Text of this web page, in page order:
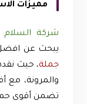
مميزات
شركة السلام
يبحث عن
جملة، حيث
والمرونة، مع
تضمن أقوى